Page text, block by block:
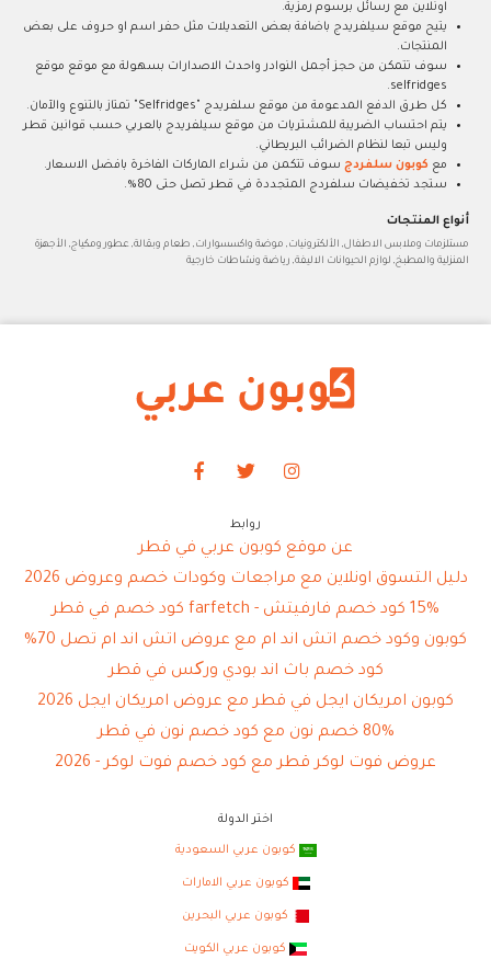
اونلاين مع رسائل برسوم رمزية.
يتيح موقع سيلفريدج باضافة بعض التعديلات مثل حفر اسم او حروف على بعض
المنتجات.
سوف تتمكن من حجز أجمل النوادر واحدث الاصدارات بسهولة مع موقع موقع
selfridges.
كل طرق الدفع المدعومة من موقع سلفريدج "Selfridges" تمتاز بالتنوع والآمان.
يتم احتساب الضريبة للمشتريات من موقع سيلفريدج بالعربي حسب قوانين قطر
وليس تبعا لنظام الضرائب البريطاني.
معكوبون سلفردج سوف تتكمن من شراء الماركات الفاخرة بافضل الاسعار.
ستجد تخفيضات سلفردج المتجددة في قطر تصل حتى 80%.
أنواع المنتجات
مستلزمات وملابس الاطفال, الألكترونيات, موضة واكسسوارات, طعام وبقالة, عطور ومكياج, الأجهزة
المنزلية والمطبخ, لوازم الحيوانات الاليفة, رياضة ونشاطات خارجية
روابط
عن موقع كوبون عربي في قطر
دليل التسوق اونلاين مع مراجعات وكودات خصم وعروض 2026
15% كود خصم فارفيتش - farfetch كود خصم في قطر
كوبون وكود خصم اتش اند ام مع عروض اتش اند ام تصل 70%
كود خصم باث اند بودي ورکس في قطر
كوبون امريكان ايجل في قطر مع عروض امريكان ايجل 2026
80% خصم نون مع كود خصم نون في قطر
عروض فوت لوكر قطر مع كود خصم فوت لوكر - 2026
اختر الدولة
كوبون عربي السعودية
كوبون عربي الامارات
كوبون عربي البحرين
كوبون عربي الكويت